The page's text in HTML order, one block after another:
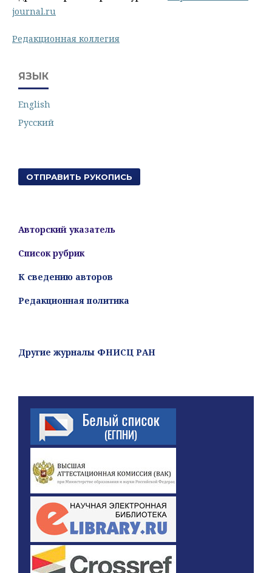
journal.ru
Редакционная коллегия
ЯЗЫК
English
Русский
ОТПРАВИТЬ РУКОПИСЬ
Авторский указатель
Список рубрик
К сведению авторов
Редакционная политика
Другие журналы ФНИСЦ РАН